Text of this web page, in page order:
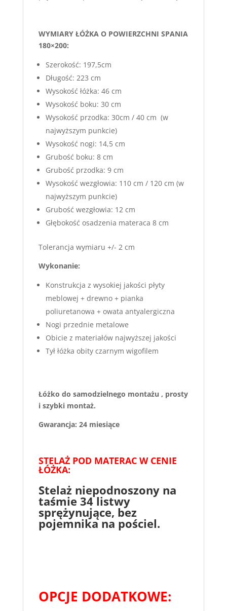
WYMIARY ŁÓŻKA O POWIERZCHNI SPANIA
180×200:
Szerokość: 197,5cm
Długość: 223 cm
Wysokość łóżka: 46 cm
Wysokość boku: 30 cm
Wysokość przodka: 30cm / 40 cm (w
najwyższym punkcie)
Wysokość nogi: 14,5 cm
Grubość boku: 8 cm
Grubość przodka: 9 cm
Wysokość wezgłowia: 110 cm / 120 cm (w
najwyższym punkcie)
Grubość wezgłowia: 12 cm
Głębokość osadzenia materaca 8 cm
Tolerancja wymiaru +/- 2 cm
Wykonanie:
Konstrukcja z wysokiej jakości płyty
meblowej + drewno + pianka
poliuretanowa + owata antyalergiczna
Nogi przednie metalowe
Obicie z materiałów najwyższej jakości
Tył łóżka obity czarnym wigofilem
Łóżko do samodzielnego montażu , prosty
i szybki montaż.
Gwarancja: 24 miesiące
STELAŻ POD MATERAC W CENIE
ŁÓŻKA:
Stelaż niepodnoszony na
taśmie 34 listwy
sprężynujące, bez
pojemnika na pościel.
OPCJE DODATKOWE: